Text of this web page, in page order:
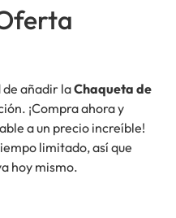
de añadir laChaqueta de
¡Compra ahora y
a un precio increíble!
limitado, así que
hoy mismo.